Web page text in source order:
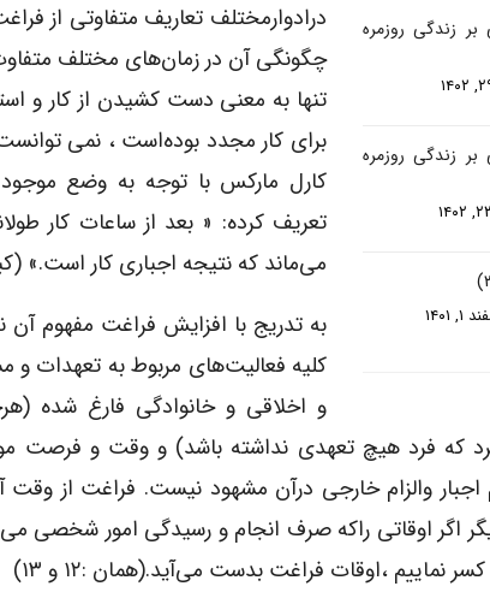
بر زندگی روزمره
بر زندگی روزمره
۱۴۰۱
درادوارمختلف تعاریف متفاوتی از
چگونگی آن در زمان‌های مختلف
تنها به معنی دست کشیدن از کار و
برای کار مجدد بوده‌است ، نمی
کارل مارکس با توجه به وضع
تعریف کرده: « بعد از ساعات کار
می‌ماند که نتیجه اجباری کار است.» (کبری
به تدریج با افزایش فراغت مفهوم آن
کلیه فعالیت‌های مربوط به تعهدات
و اخلاقی و خانوادگی فارغ شده
که فرد هیچ تعهدی نداشته باشد) و وقت و فرصت
اجبار والزام خارجی درآن مشهود نیست. فراغت از
اگر اوقاتی راکه صرف انجام و رسیدگی امور شخصی
نماییم ،اوقات فراغت بدست می‌آید.(همان :۱۲ و ۱۳)